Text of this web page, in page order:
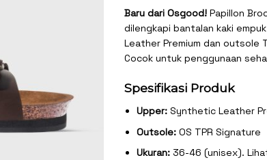
Baru dari Osgood! Papillon
dilengkapi bantalan kaki
Leather Premium dan outsole
Cocok untuk penggunaan
Spesifikasi Produk
Upper: Synthetic Leather
Outsole: OS TPR Signature
Ukuran: 36-46 (unisex).